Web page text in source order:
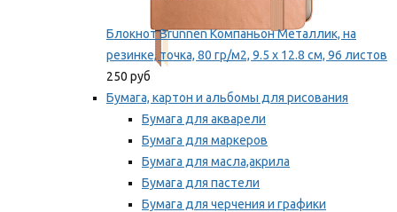
Блокнот Brunnen Компаньон Металлик, на
резинке, точка, 80 гр/м2, 9.5 х 12.8 см, 96 листов
250 руб
Бумага, картон и альбомы для рисования
Бумага для акварели
Бумага для маркеров
Бумага для масла,акрила
Бумага для пастели
Бумага для черчения и графики